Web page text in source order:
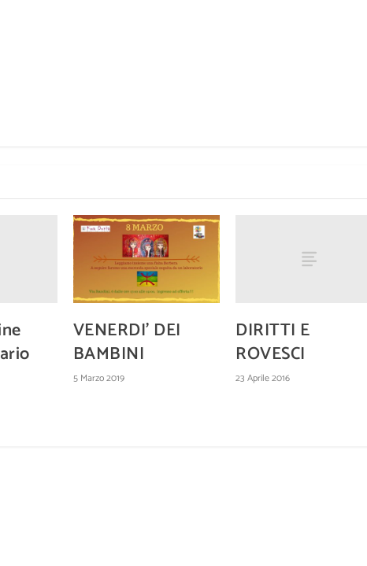
VENERDI’ DEI
BAMBINI
5 Marzo 2019
DIRITTI E
ROVESCI
23 Aprile 2016